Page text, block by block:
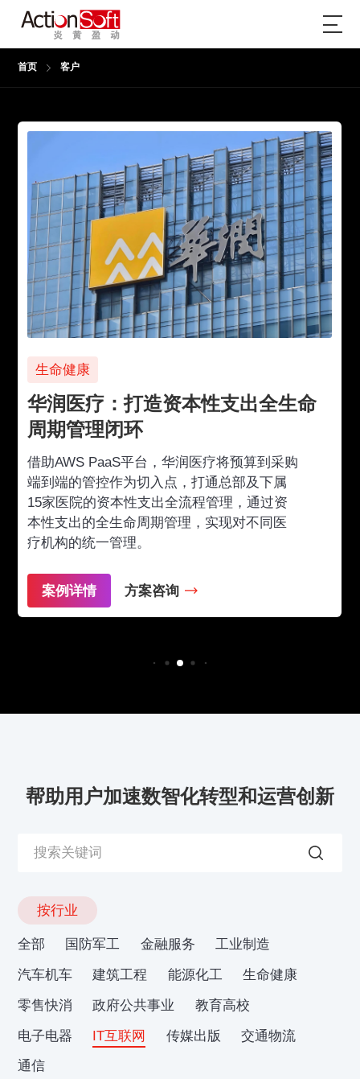
首页 客户
生命健康
华润医疗：打造资本性支出全生命
周期管理闭环
借助AWS PaaS平台，华润医疗将预算到采购
端到端的管控作为切入点，打通总部及下属
15家医院的资本性支出全流程管理，通过资
本性支出的全生命周期管理，实现对不同医
疗机构的统一管理。
案例详情 方案咨询
帮助用户加速数智化转型和运营创新
按行业
全部 国防军工 金融服务
工业制造
汽车机车
建筑工程 能源化工
生命健康
零售快消
政府公共事业
教育高校
电子电器
IT互联网 传媒出版
交通物流
通信